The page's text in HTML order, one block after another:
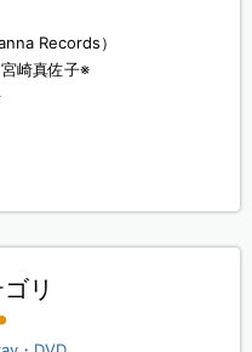
Records）
崎真佐子※
リ